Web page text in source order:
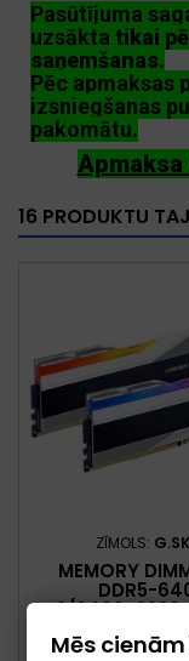
Pasūtījuma
uzsākta tikai
saņemšanas.
Pēc apmaksas
izsniegšanas
pakomātu.
16 PRODUKTU
ZĪMOLS:
MEMORY
DDR5-
K2/
TZ5RS
Cena
665,98
Mēs